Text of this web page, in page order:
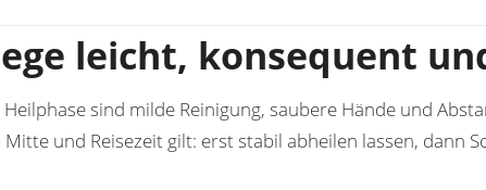
leicht, konsequent
Heilphase sind milde Reinigung, saubere Hände und
Mitte und Reisezeit gilt: erst stabil abheilen lassen, dann